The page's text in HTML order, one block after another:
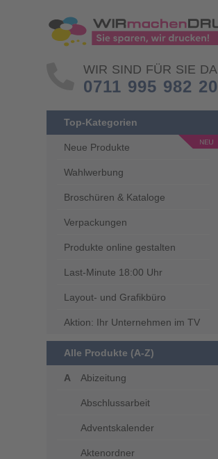
WIR SIND FÜR SIE DA
0711 995 982 20
Top-Kategorien
Neue Produkte
Wahlwerbung
Broschüren & Kataloge
Verpackungen
Produkte online gestalten
Last-Minute 18:00 Uhr
Layout- und Grafikbüro
Aktion: Ihr Unternehmen im TV
Alle Produkte (A-Z)
Abizeitung
Abschlussarbeit
Adventskalender
Aktenordner